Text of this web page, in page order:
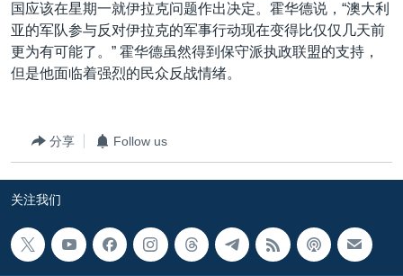
埃博拉疫情
美国之音专访
重要讲话与声明
南中国海争端
关注新疆
GEN Z 看美国
国应该在星期一就伊拉克问题作出决定。霍华德说，“澳大利
亚的军队参与反对伊拉克的军事行动现在变得比仅仅几天前
更为有可能了。” 霍华德虽然得到保守派执政联盟的支持，
但是他面临着强烈的民众反战情绪。
分享 Follow us
关注我们